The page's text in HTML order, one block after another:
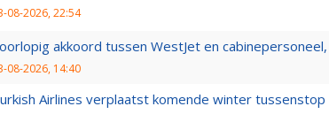
08-2026, 22:54
akkoord tussen WestJet en
08-2026, 14:40
Airlines verplaatst komende winter